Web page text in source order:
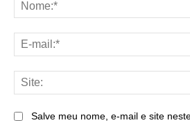
Salve meu nome, e-mail e site